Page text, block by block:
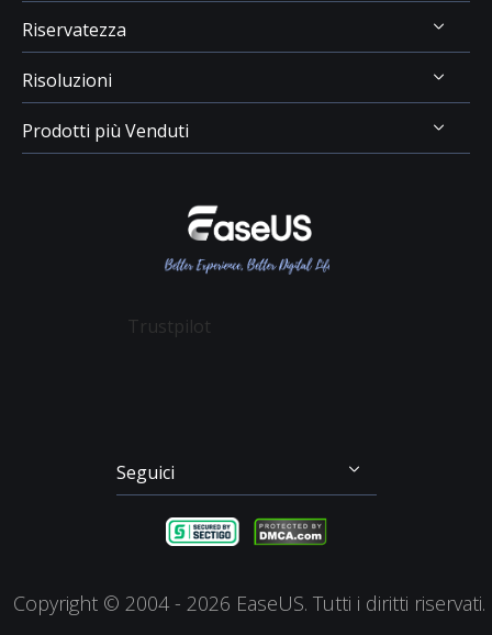
Chi Siamo
Recensioni & Premi
Contatta EaseUS
Riservatezza
Disinstallazione
Politica di Rimborso
Termini & Condizioni
Risoluzioni
Recupero Dati USB
Recupero Dati Scheda SD
Recupero dei File su Mac
Prodotti più Venduti
Trustpilot
Seguici
  
Copyright © 2004 - 2026 EaseUS. Tutti i diritti riservati.